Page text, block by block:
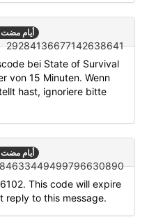
299 أيام مضت
29284136677142638641
bei State of Survival
von 15 Minuten. Wenn
hast, ignoriere bitte
300 أيام مضت
84633449499796630890
This code will expire
reply to this message.